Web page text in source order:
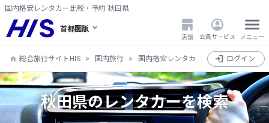
国内格安レンタカー比較・予約 秋田県
首都圏版
店舗 会員サービス メニュー
総合旅行サイトHIS 国内旅行 国内格安レンタカー比較・検索・予約
ログイン
秋田県のレンタカーを検索